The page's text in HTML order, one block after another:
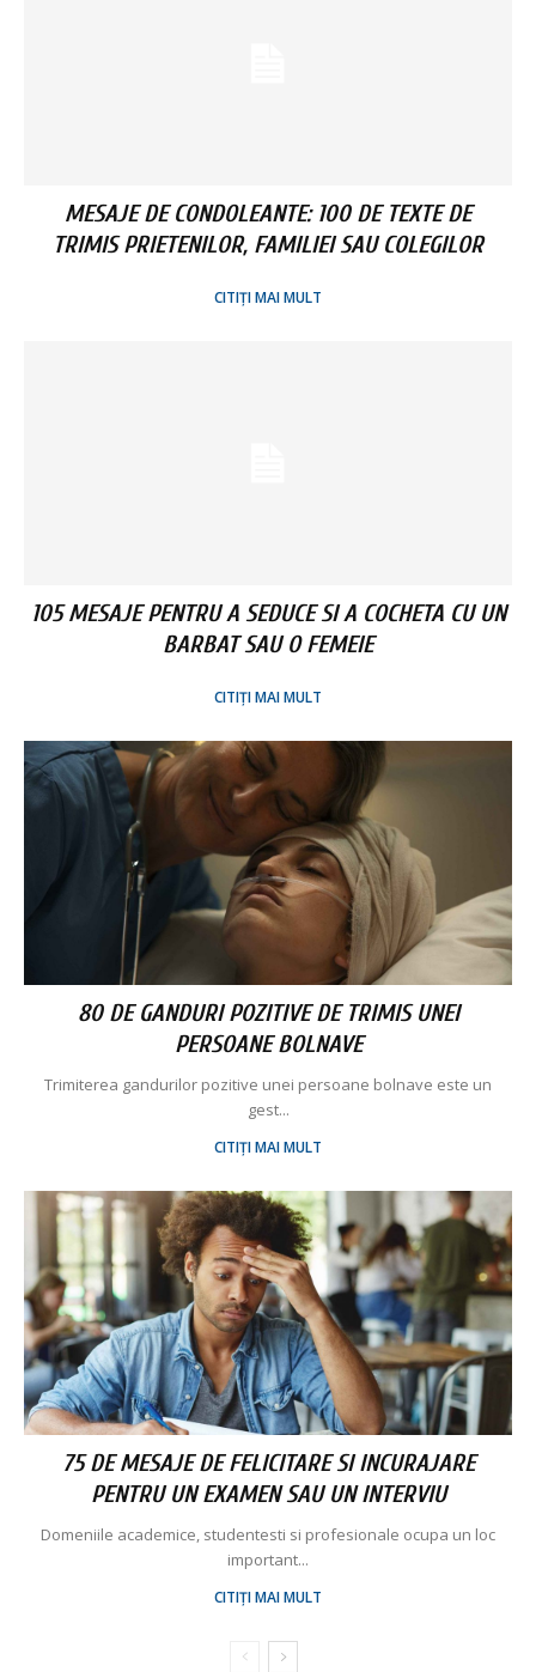
MESAJE DE CONDOLEANTE: 100 DE TEXTE DE
TRIMIS PRIETENILOR, FAMILIEI SAU COLEGILOR
CITIȚI MAI MULT
105 MESAJE PENTRU A SEDUCE SI A COCHETA CU UN
BARBAT SAU O FEMEIE
CITIȚI MAI MULT
80 DE GANDURI POZITIVE DE TRIMIS UNEI
PERSOANE BOLNAVE
Trimiterea gandurilor pozitive unei persoane bolnave este un
gest...
CITIȚI MAI MULT
75 DE MESAJE DE FELICITARE SI INCURAJARE
PENTRU UN EXAMEN SAU UN INTERVIU
Domeniile academice, studentesti si profesionale ocupa un loc
important...
CITIȚI MAI MULT